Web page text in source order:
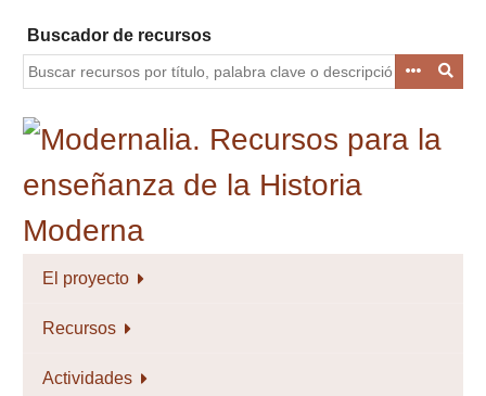
contenido
principal
Buscador de recursos
El proyecto
Recursos
Actividades